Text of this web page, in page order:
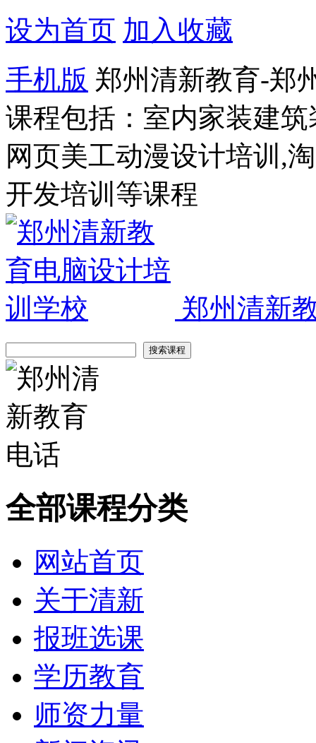
设为首页 加入收藏
手机版 郑州清新教育-郑
课程包括：室内家装建
网页美工动漫设计培训,
开发培训等课程
郑州清新
全部课程分类
网站首页
关于清新
报班选课
学历教育
师资力量